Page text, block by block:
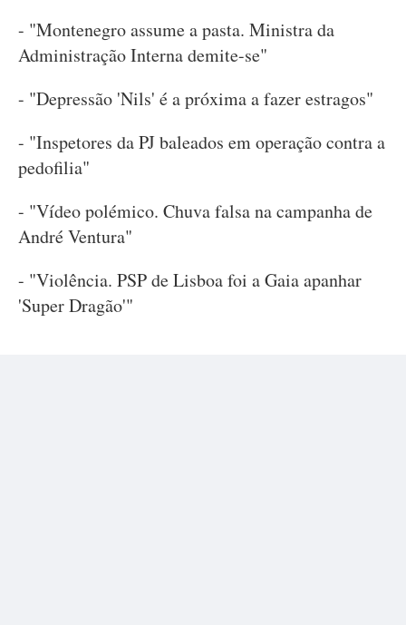
- "Montenegro assume a pasta. Ministra da
Administração Interna demite-se"
- "Depressão 'Nils' é a próxima a fazer estragos"
- "Inspetores da PJ baleados em operação contra a
pedofilia"
- "Vídeo polémico. Chuva falsa na campanha de
André Ventura"
- "Violência. PSP de Lisboa foi a Gaia apanhar
'Super Dragão'"